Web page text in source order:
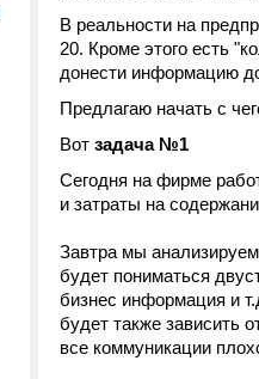
В реальности на
20. Кроме этого есть
донести информацию
Предлагаю начать с
Вот задача №1
Сегодня на фирме
и затраты на
Завтра мы
будет пониматься
бизнес информация и
будет также зависить
все коммуникации